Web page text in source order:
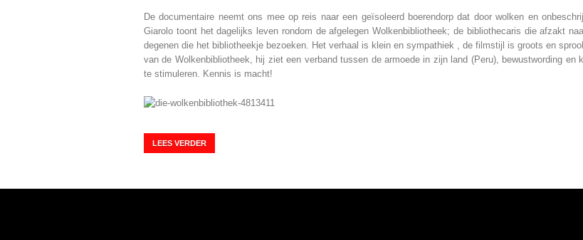
De documentaire neemt ons mee op reis naar een geïsoleerd boerendorp dat door wolken en
Giarolo toont het dagelijks leven rondom de afgelegen Wolkenbibliotheek; de bibliothecaris die afzakt
degenen die het bibliotheekje bezoeken. Het verhaal is klein en sympathiek , de filmstijl is groots en
van de Wolkenbibliotheek, hij ziet een verband tussen de armoede in zijn land (Peru), bewustwording
te stimuleren. Kennis is macht!
LEES VERDER